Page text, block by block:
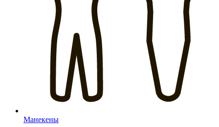
Манекены